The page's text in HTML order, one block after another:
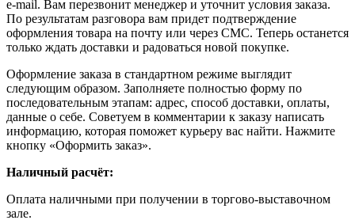
e-mail. Вам перезвонит менеджер и уточнит условия заказа.
По результатам разговора вам придет подтверждение
оформления товара на почту или через СМС. Теперь останется
только ждать доставки и радоваться новой покупке.
Оформление заказа в стандартном режиме выглядит
следующим образом. Заполняете полностью форму по
последовательным этапам: адрес, способ доставки, оплаты,
данные о себе. Советуем в комментарии к заказу написать
информацию, которая поможет курьеру вас найти. Нажмите
кнопку «Оформить заказ».
Наличный расчёт:
Оплата наличными при получении в торгово-выставочном
зале.